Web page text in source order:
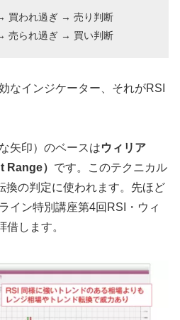
買われ過ぎ → 売り判断
売られ過ぎ → 買い判断
なインジケーター、それがRSI
矢印）のベースはウィリア
Range） です。このテクニカル
換の判定に使われます。先ほど
イン特別講座第4回RSI・ウィ
借します。